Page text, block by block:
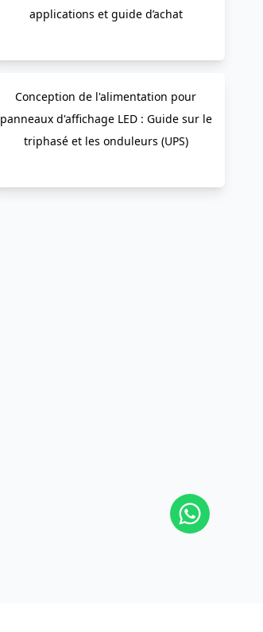
applications et guide d’achat
Conception de l'alimentation pour
panneaux d'affichage LED : Guide sur le
triphasé et les onduleurs (UPS)